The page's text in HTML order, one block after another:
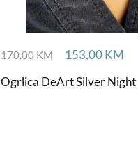
170,00KM 153,00KM
Ogrlica DeArt Silver Night